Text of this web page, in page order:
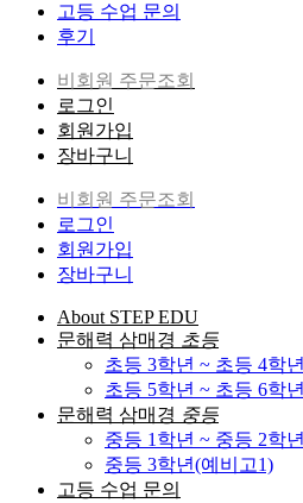
고등 수업 문의
후기
비회원 주문조회
로그인
회원가입
장바구니
비회원 주문조회
로그인
회원가입
장바구니
About STEP EDU
문해력 삼매경 초등
초등 3학년 ~ 초등 4학년
초등 5학년 ~ 초등 6학년
문해력 삼매경 중등
중등 1학년 ~ 중등 2학년
중등 3학년(예비고1)
고등 수업 문의